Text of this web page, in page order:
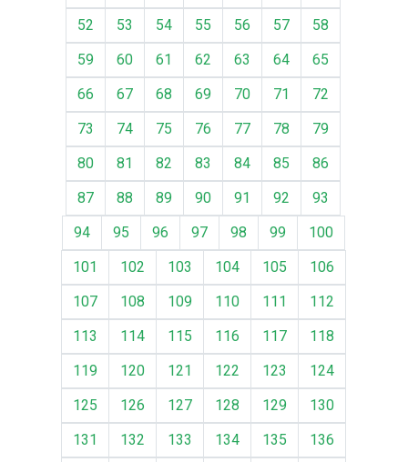
52
53 54 55 56 57
58
59
60 61 62 63 64
65
66
67 68 69 70 71
72
73
74 75 76 77 78
79
80
81 82 83 84 85
86
87
88 89 90 91 92
93
94
95 96 97 98 99
100
101
102 103 104 105
106
107
108 109 110 111
112
113
114 115 116 117
118
119
120 121 122 123
124
125
126 127 128 129
130
131
132 133 134 135
136